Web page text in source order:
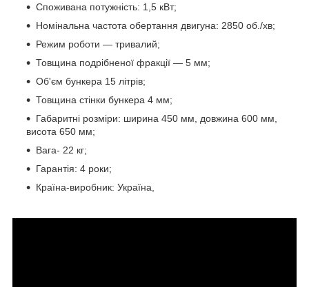
Споживана потужність: 1,5 кВт;
Номінальна частота обертання двигуна: 2850 об./хв;
Режим роботи — тривалий;
Товщина подрібненої фракції — 5 мм;
Об'єм бункера 15 літрів;
Товщина стінки бункера 4 мм;
Габаритні розміри: ширина 450 мм, довжина 600 мм,
висота 650 мм;
Вага- 22 кг;
Гарантія: 4 роки;
Країна-виробник: Україна,